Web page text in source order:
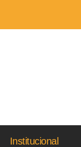
Institucional